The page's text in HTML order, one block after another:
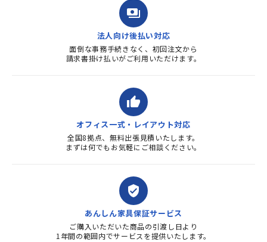
payments
法人向け後払い対応
面倒な事務手続きなく、初回注文から
請求書掛け払いがご利用いただけます。
thumb_up
オフィス一式・レイアウト対応
全国8拠点、無料出張見積いたします。
まずは何でもお気軽にご相談ください。
verified_user
あんしん家具保証サービス
ご購入いただいた商品の引渡し日より
1年間の範囲内でサービスを提供いたします。